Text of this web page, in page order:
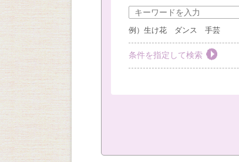
例）生け花 ダンス 手芸
条件を指定して検索
カテゴリーを選ぶ